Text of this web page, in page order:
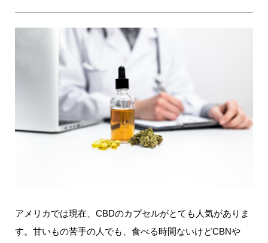
アメリカでは現在、CBDのカプセルがとても人気がありま
す。甘いもの苦手の人でも、食べる時間ないけどCBNや